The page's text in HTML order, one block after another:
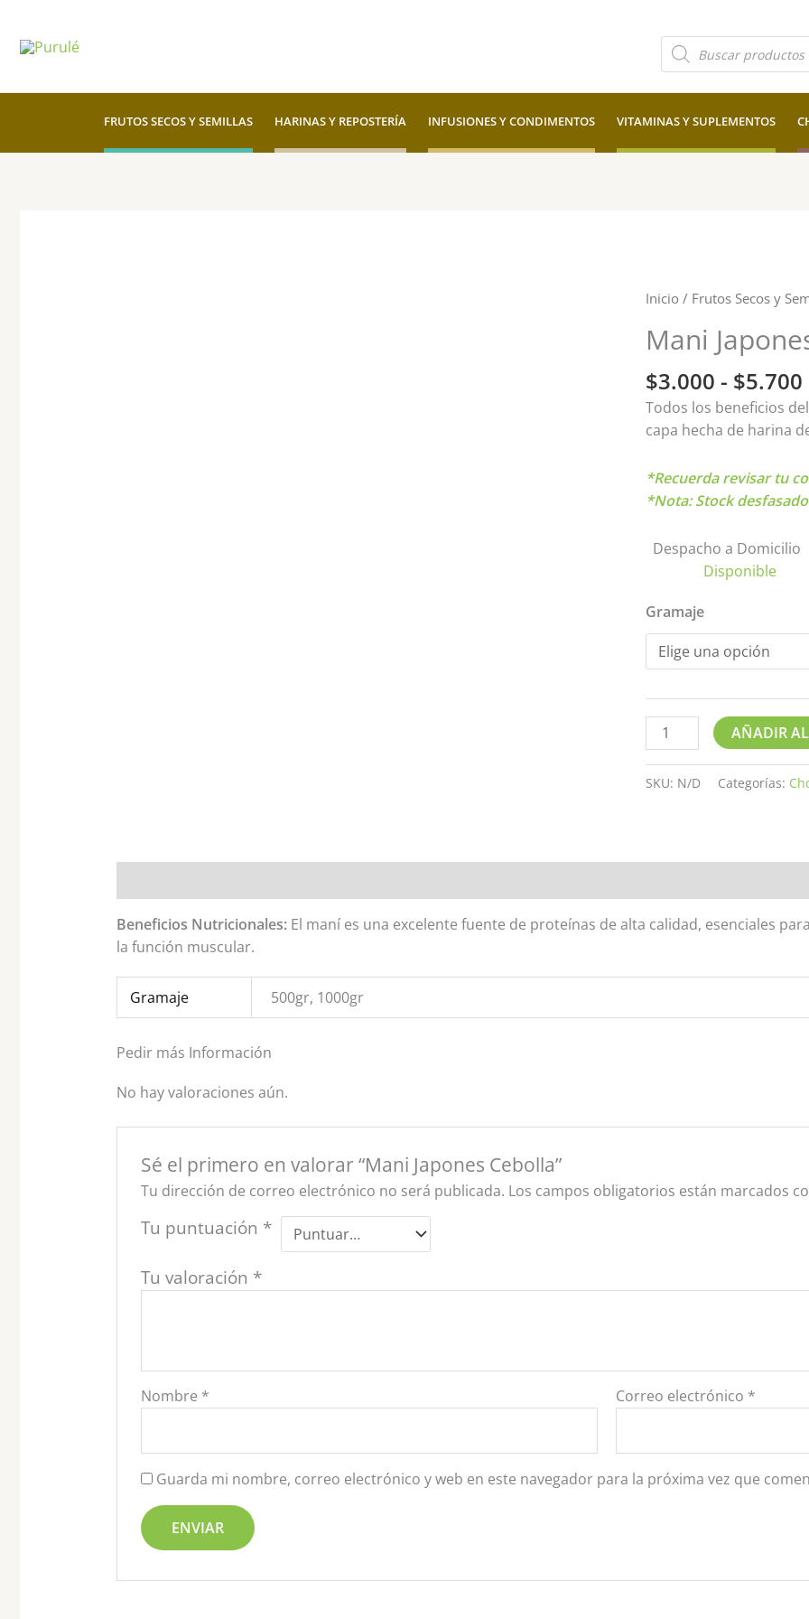
contenido
Búsqueda
de
productos
FRUTOS SECOS Y SEMILLAS HARINAS Y REPOSTERÍA INFUSIONES Y CONDIMENTOS VITAMINAS Y SUPLEMENTOS
Inicio / Frutos Secos y
Mani
$3.000 - $5.700
Todos los beneficios
capa hecha de harina
*Recuerda revisar tu
*Nota: Stock
Despacho a Domicilio
Disponible
Gramaje
Mani
Cebolla
AÑADIR
SKU: N/D Categorías:
Beneficios Nutricionales: El maní es una excelente fuente de proteínas de alta calidad, esenciales
la función muscular.
Gramaje 500gr, 1000gr
Pedir más Información
No hay valoraciones aún.
Sé el primero en valorar “Mani Japones Cebolla”
Tu dirección de correo electrónico no será publicada. Los campos obligatorios están marcados
Tu puntuación *
Tu valoración *
Nombre * Correo electrónico *
Guarda mi nombre, correo electrónico y web en este navegador para la próxima vez que